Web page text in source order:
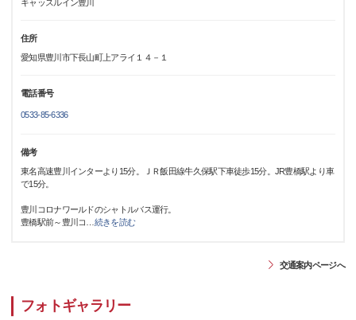
キャッスルイン豊川
住所
愛知県豊川市下長山町上アライ１４－１
電話番号
0533-85-6336
備考
東名高速豊川インターより15分。ＪＲ飯田線牛久保駅下車徒歩15分。JR豊橋駅より車
で15分。
豊川コロナワールドのシャトルバス運行。
豊橋駅前～豊川コ…続きを読む
交通案内ページへ
フォトギャラリー